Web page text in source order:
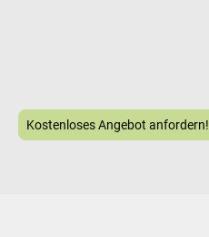
Kostenloses Angebot anfordern!